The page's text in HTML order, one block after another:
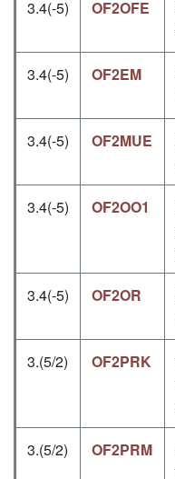
3.4(-5) OF2OFE
3.4(-5) OF2EM
3.4(-5) OF2MUE
3.4(-5) OF2OO1
3.4(-5) OF2OR
3.(5/2) OF2PRK
3.(5/2) OF2PRM